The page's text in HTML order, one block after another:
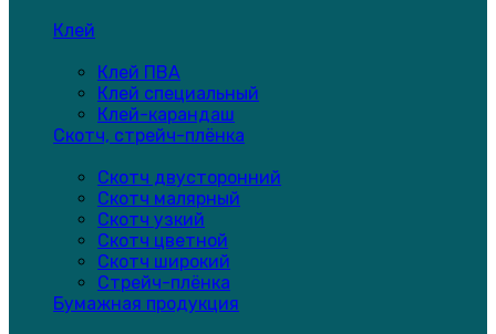
Клей
Клей ПВА
Клей специальный
Клей-карандаш
Скотч, стрейч-плёнка
Скотч двусторонний
Скотч малярный
Скотч узкий
Скотч цветной
Скотч широкий
Стрейч-плёнка
Бумажная продукция